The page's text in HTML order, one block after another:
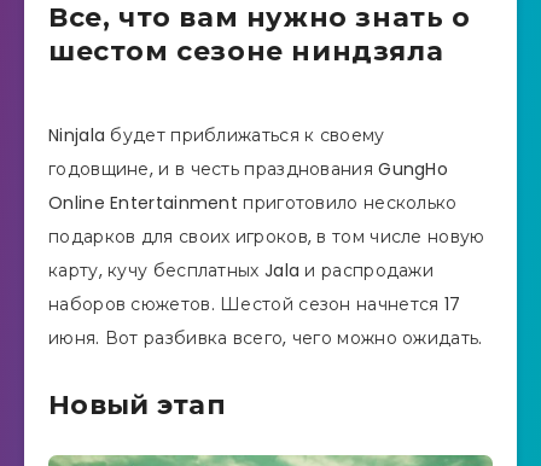
Все, что вам нужно знать о
шестом сезоне ниндзяла
Ninjala будет приближаться к своему
годовщине, и в честь празднования GungHo
Online Entertainment приготовило несколько
подарков для своих игроков, в том числе новую
карту, кучу бесплатных Jala и распродажи
наборов сюжетов. Шестой сезон начнется 17
июня. Вот разбивка всего, чего можно ожидать.
Новый этап